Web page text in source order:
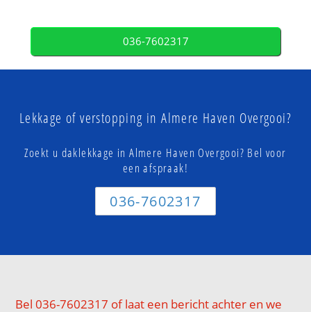
036-7602317
Lekkage of verstopping in Almere Haven Overgooi?
Zoekt u daklekkage in Almere Haven Overgooi? Bel voor
een afspraak!
036-7602317
Bel 036-7602317 of laat een bericht achter en we